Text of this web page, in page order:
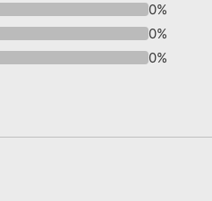
0%
0%
0%